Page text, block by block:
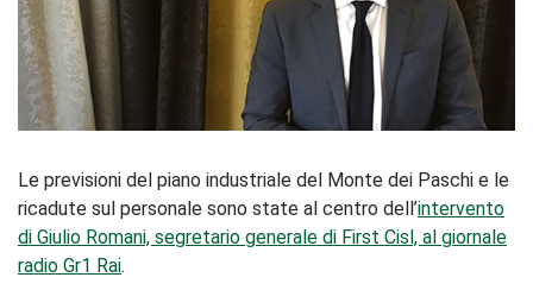
Le previsioni del piano industriale del Monte dei Paschi e le
ricadute sul personale sono state al centro dell’intervento
di Giulio Romani, segretario generale di First Cisl, al giornale
radio Gr1 Rai.